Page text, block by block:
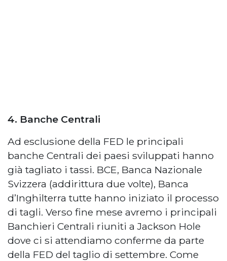
4. Banche Centrali
Ad esclusione della FED le principali
banche Centrali dei paesi sviluppati hanno
già tagliato i tassi. BCE, Banca Nazionale
Svizzera (addirittura due volte), Banca
d’Inghilterra tutte hanno iniziato il processo
di tagli. Verso fine mese avremo i principali
Banchieri Centrali riuniti a Jackson Hole
dove ci si attendiamo conferme da parte
della FED del taglio di settembre. Come